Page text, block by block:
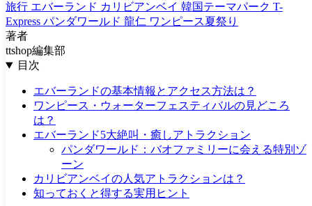
旅行 エバーランド カリビアンベイ 韓国テーマパーク T-
Express パンダワールド 龍仁 ワンピース夏祭り
著者
ttshop編集部
目次
エバーランドの基本情報とアクセス方法は？
ワンピース・ウォーターフェスティバルの見どころ
は？
エバーランド5大絶叫・癒しアトラクション
パンダワールド：バオファミリーに会える特別ゾ
ーン
カリビアンベイの人気アトラクションは？
知っておくと得する実用ヒント